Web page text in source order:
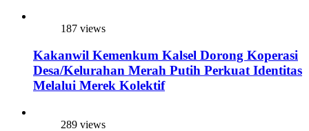
187 views
Kakanwil Kemenkum Kalsel Dorong Koperasi
Desa/Kelurahan Merah Putih Perkuat Identitas
Melalui Merek Kolektif
289 views